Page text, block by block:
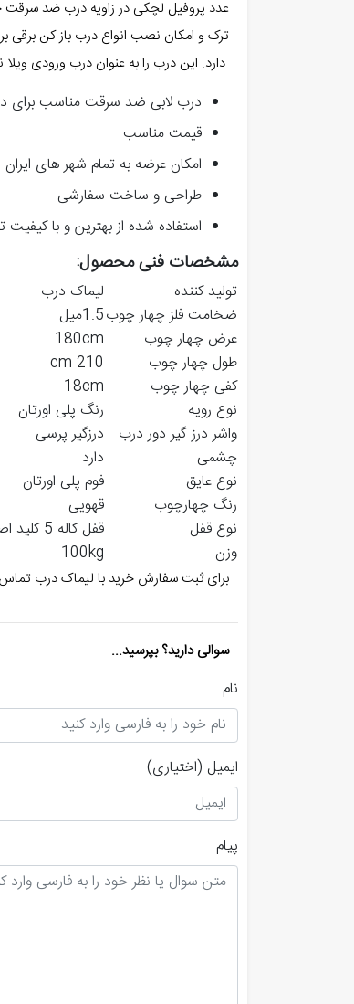
ترک و امکان نصب انواع درب باز کن برقی
دارد. این درب را به عنوان درب ورودی ویلا
درب لابی ضد سرقت مناسب برای
قیمت مناسب
امکان عرضه به تمام شهر های ایران
طراحی و ساخت سفارشی
استفاده شده از بهترین و با کیفیت
مشخصات فنی محصول:
تولید کننده
لیماک درب
ضخامت فلز چهار چوب1.5میل
عرض چهار چوب
180cm
طول چهار چوب
210 cm
کفی چهار چوب
18cm
نوع رویه
رنگ پلی اورتان
واشر درز گیر دور درب
درزگیر پرسی
چشمی
دارد
نوع عایق
فوم پلی اورتان
رنگ چهارچوب
قهویی
نوع قفل
قفل کاله 5 کلید اصل
وزن
100kg
برای ثبت سفارش خرید با لیماک درب تماس
سوالی دارید؟ بپرسید...
نام
ایمیل (اختیاری)
پیام